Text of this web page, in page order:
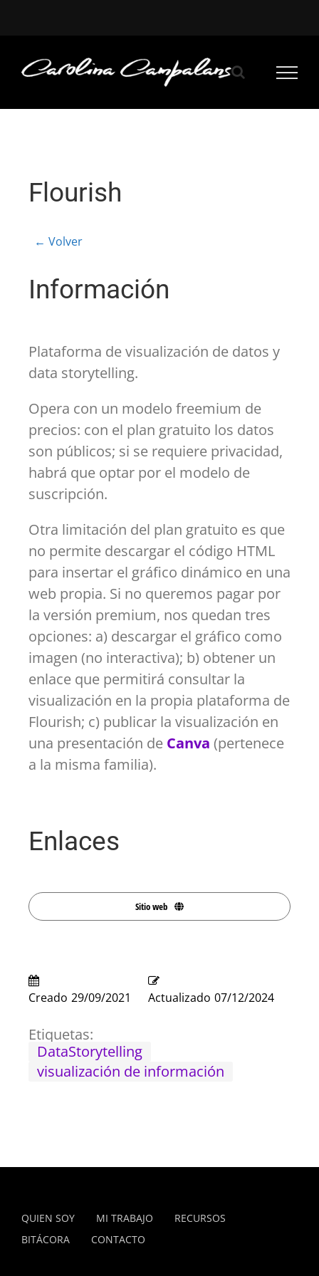
Flourish
← Volver
Información
Plataforma de visualización de datos y
data storytelling.
Opera con un modelo freemium de
precios: con el plan gratuito los datos
son públicos; si se requiere privacidad,
habrá que optar por el modelo de
suscripción.
Otra limitación del plan gratuito es que
no permite descargar el código HTML
para insertar el gráfico dinámico en una
web propia. Si no queremos pagar por
la versión premium, nos quedan tres
opciones: a) descargar el gráfico como
imagen (no interactiva); b) obtener un
enlace que permitirá consultar la
visualización en la propia plataforma de
Flourish; c) publicar la visualización en
una presentación de Canva (pertenece
a la misma familia).
Enlaces
Sitio web
Creado 29/09/2021 Actualizado 07/12/2024
Etiquetas:
DataStorytelling
visualización de información
QUIEN SOY MI TRABAJO
RECURSOS
BITÁCORA
CONTACTO